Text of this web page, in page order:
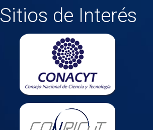
Sitios de Interés